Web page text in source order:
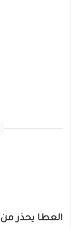
العطا يحذر